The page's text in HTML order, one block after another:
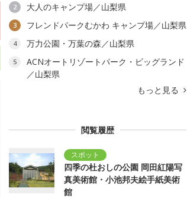
2 大人のキャンプ場／山梨県
3 フレンドパークむかわ キャンプ場／山梨県
4 万力公園・万葉の森／山梨県
5
ACNオートリゾートパーク・ビッグランド
／山梨県
もっと見る
閲覧履歴
四季の杜おしの公園 岡田紅陽写
真美術館・小池邦夫絵手紙美術
館